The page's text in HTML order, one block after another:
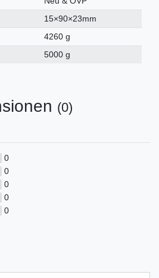
15×90×23mm
4260 g
5000 g
(0)
0
0
0
0
0